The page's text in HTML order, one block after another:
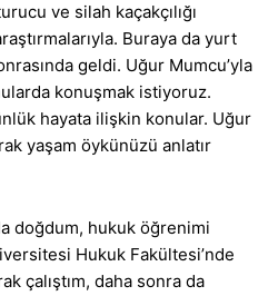
ve silah kaçakçılığı
Buraya da yurt
geldi. Uğur Mumcu’yla
konuşmak istiyoruz.
hayata ilişkin konular. Uğur
yaşam öykünüzü anlatır
doğdum, hukuk öğrenimi
Hukuk Fakültesi’nde
çalıştım, daha sonra da